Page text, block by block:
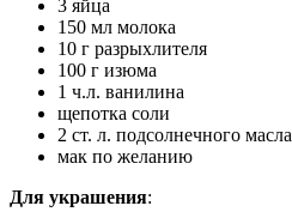
3 яйца
150 мл молока
10 г разрыхлителя
100 г изюма
1 ч.л. ванилина
щепотка соли
2 ст. л. подсолнечного масла
мак по желанию
Для украшения: